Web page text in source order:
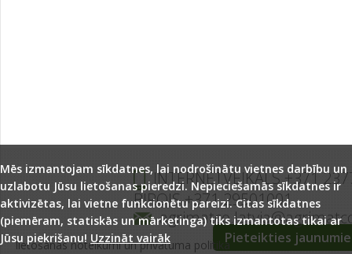
Pieteikties
INTERNETVEIKALS +371
BIROJS +371 29501001
lietošanas noteikumi un privātuma politika
Mēs izmantojam sīkdatnes, lai nodrošinātu vietnes darbību un
uzlabotu Jūsu lietošanas pieredzi. Nepieciešamās sīkdatnes ir
aktivizētas, lai vietne funkcionētu pareizi. Citas sīkdatnes
(piemēram, statiskās un mārketinga) tiks izmantotas tikai ar
Jūsu piekrišanu! Uzzināt vairāk